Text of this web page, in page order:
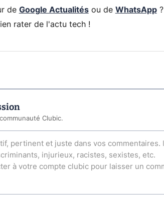
de Google Actualitésou de WhatsApp?
rater de l'actu tech !
Clubic.